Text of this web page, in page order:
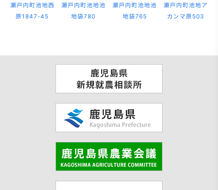
瀬戸内町池地西
原1847-45
瀬戸内町池地池
地袋780
瀬戸内町池地池
地袋765
瀬戸内町池地ア
カンマ原503